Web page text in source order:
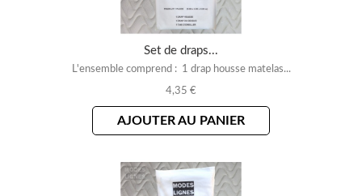
Set de draps...
L'ensemble comprend : 1 drap housse matelas...
4,35 €
AJOUTER AU PANIER